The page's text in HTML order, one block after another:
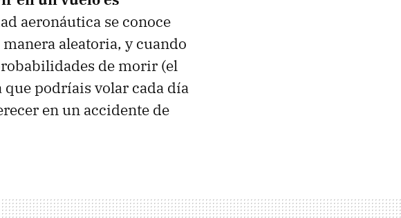
aeronáutica se conoce
aleatoria, y cuando
de morir (el
que podríais volar cada día
en un accidente de